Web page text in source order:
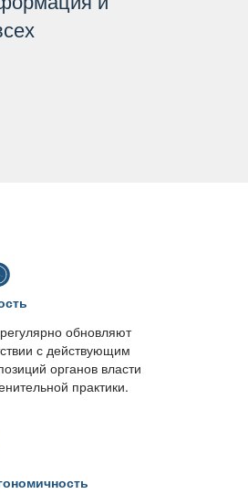
обновляют
с действующим
органов власти
практики.